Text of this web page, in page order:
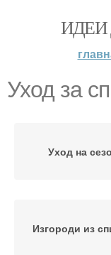
ИДЕИ
Уход за
Уход на
Изгороди из